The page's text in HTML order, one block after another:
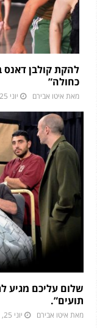
להקת קולבן דאנס
כחולה”
מאת איטו אבירם יוני 25, 2026
שלום עליכם מגיע
תועים”.
מאת איטו אבירם יוני 25, 2026